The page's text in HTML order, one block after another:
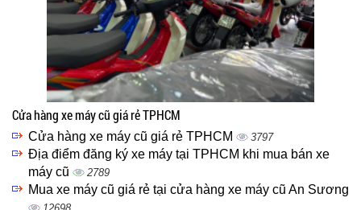
Cửa hàng xe máy cũ giá rẻ TPHCM
Cửa hàng xe máy cũ giá rẻ TPHCM 3797
Địa điểm đăng ký xe máy tại TPHCM khi mua bán xe
máy cũ
2789
Mua xe máy cũ giá rẻ tại cửa hàng xe máy cũ An Sương